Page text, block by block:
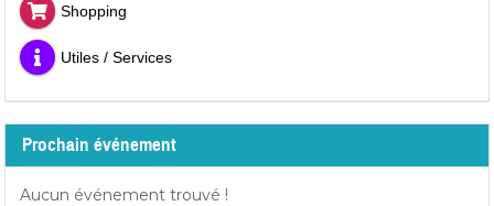
Shopping
Utiles / Services
Prochain événement
Aucun événement trouvé !